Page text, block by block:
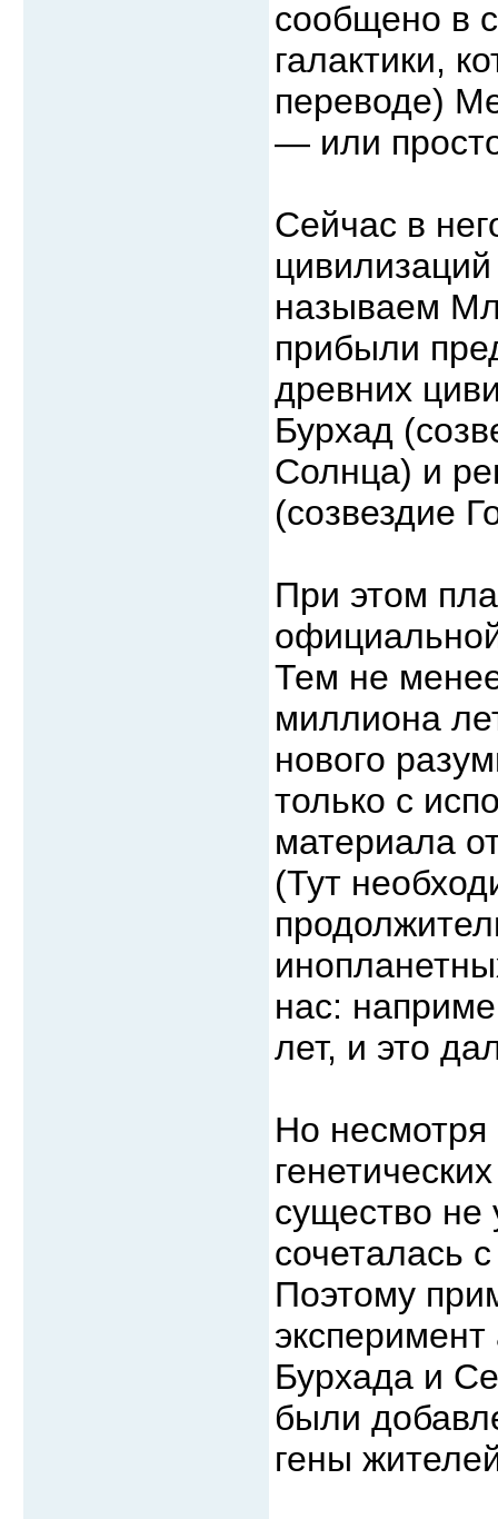
сообщено в
галактики,
переводе)
— или
Сейчас в
называем
прибыли
древних
Бурхад
Солнца) и
(созвездие
При этом
Тем не
миллиона
нового
только с
материала
(Тут
нас:
лет, и это
Но несмотря
существо не
сочеталась
Поэтому
Бурхада и
были
гены